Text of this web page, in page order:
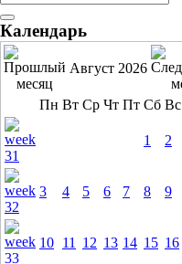
Календарь
Август 2026
Пн Вт Ср Чт Пт Сб Вс
1 2
3 4 5 6 7 8 9
10 11 12 13 14 15 16